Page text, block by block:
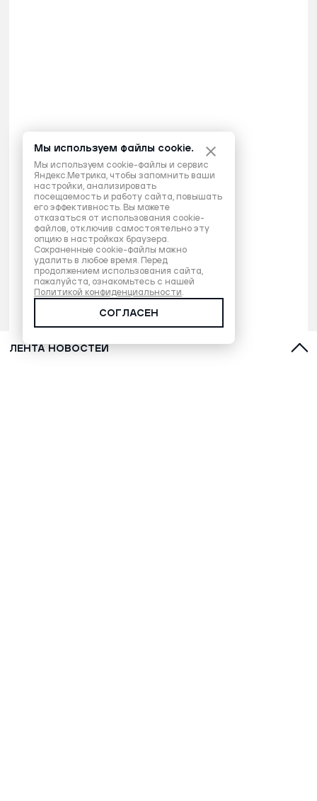
ЛЕНТА НОВОСТЕЙ
Мы используем файлы cookie.
Мы используем cookie-файлы и сервис
Яндекс.Метрика, чтобы запомнить ваши
настройки, анализировать
посещаемость и работу сайта, повышать
его эффективность. Вы можете
отказаться от использования cookie-
файлов, отключив самостоятельно эту
опцию в настройках браузера.
Сохраненные cookie-файлы можно
удалить в любое время. Перед
продолжением использования сайта,
пожалуйста, ознакомьтесь с нашей
Политикой конфиденциальности.
СОГЛАСЕН